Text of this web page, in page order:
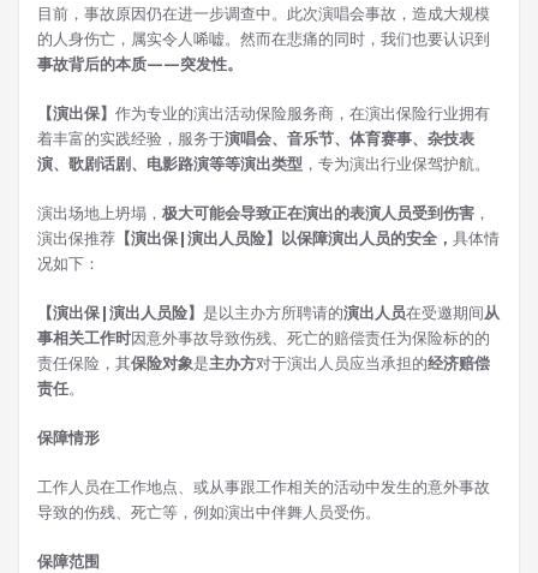
目前，事故原因仍在进一步调查中。此次演唱会事故，造成大规模
的人身伤亡，属实令人唏嘘。然而在悲痛的同时，我们也要认识到
事故背后的本质——突发性。
【演出保】 作为专业的演出活动保险服务商，在演出保险行业拥有
着丰富的实践经验，服务于演唱会、音乐节、体育赛事、杂技表
演、歌剧话剧、电影路演等等演出类型 ，专为演出行业保驾护航。
演出场地上坍塌， 极大可能会导致正在演出的表演人员受到伤害 ，
演出保推荐 【演出保|演出人员险】以保障演出人员的安全， 具体情
况如下：
【演出保|演出人员险】 是以主办方所聘请的演出人员在受邀期间从
事相关工作时因意外事故导致伤残、死亡的赔偿责任为保险标的的
责任保险，其保险对象是主办方对于演出人员应当承担的经济赔偿
责任。
保障情形
工作人员在工作地点、或从事跟工作相关的活动中发生的意外事故
导致的伤残、死亡等，例如演出中伴舞人员受伤。
保障范围